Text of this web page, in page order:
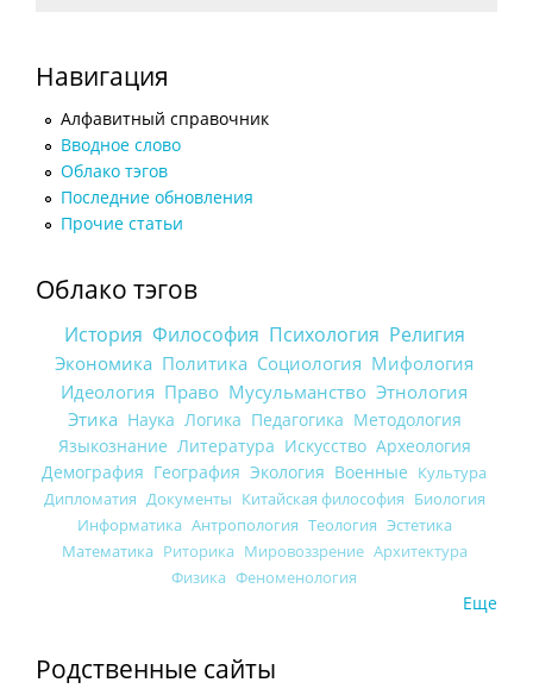
Навигация
Алфавитный справочник
Вводное слово
Облако тэгов
Последние обновления
Прочие статьи
Облако тэгов
История Философия Психология Религия
Экономика Политика Социология Мифология
Идеология Право Мусульманство Этнология
Этика Наука Логика Педагогика Методология
Языкознание Литература Искусство Археология
Демография География Экология Военные Культура
Дипломатия Документы Китайская философия Биология
Информатика Антропология Теология Эстетика
Математика Риторика Мировоззрение Архитектура
Физика Феноменология
Еще
Родственные сайты